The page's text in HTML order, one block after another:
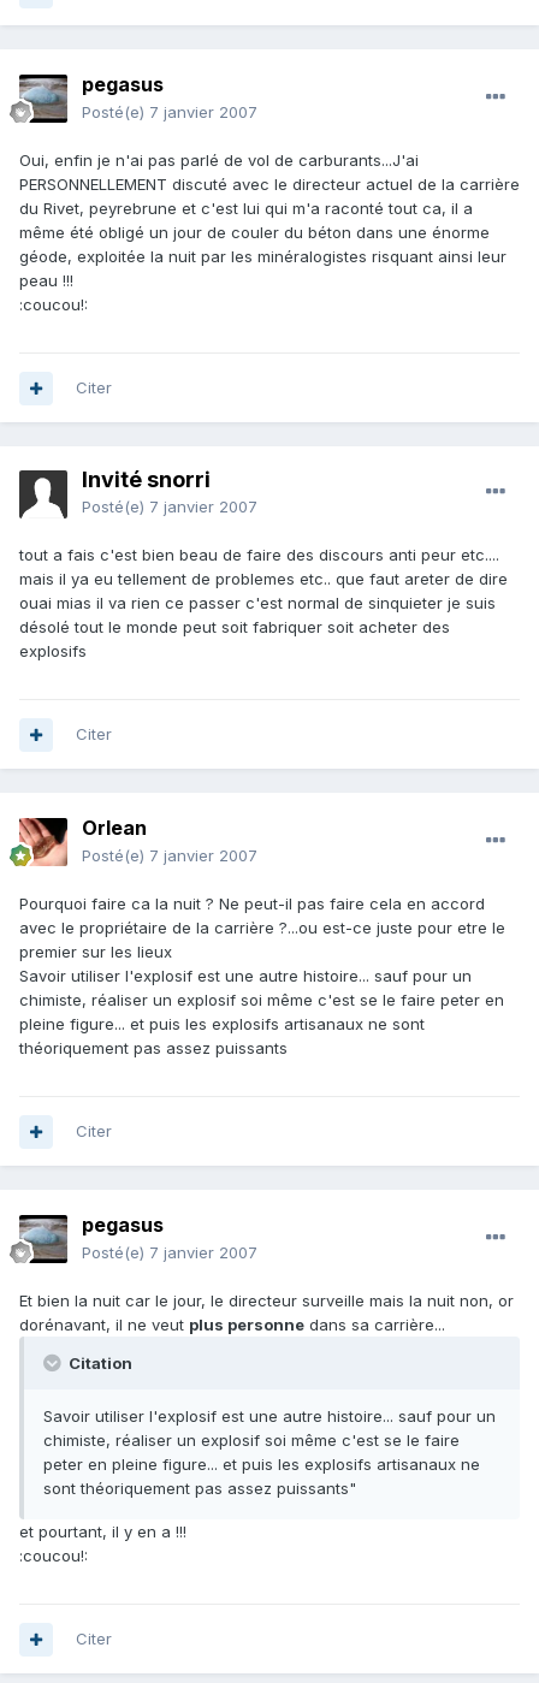
pegasus
Posté(e) 7 janvier 2007
Oui, enfin je n'ai pas parlé de vol de carburants...J'ai
PERSONNELLEMENT discuté avec le directeur actuel de la carrière
du Rivet, peyrebrune et c'est lui qui m'a raconté tout ca, il a
même été obligé un jour de couler du béton dans une énorme
géode, exploitée la nuit par les minéralogistes risquant ainsi leur
peau !!!
:coucou!:
Citer
Invité snorri
Posté(e) 7 janvier 2007
tout a fais c'est bien beau de faire des discours anti peur etc....
mais il ya eu tellement de problemes etc.. que faut areter de dire
ouai mias il va rien ce passer c'est normal de sinquieter je suis
désolé tout le monde peut soit fabriquer soit acheter des
explosifs
Citer
Orlean
Posté(e) 7 janvier 2007
Pourquoi faire ca la nuit ? Ne peut-il pas faire cela en accord
avec le propriétaire de la carrière ?...ou est-ce juste pour etre le
premier sur les lieux
Savoir utiliser l'explosif est une autre histoire... sauf pour un
chimiste, réaliser un explosif soi même c'est se le faire peter en
pleine figure... et puis les explosifs artisanaux ne sont
théoriquement pas assez puissants
Citer
pegasus
Posté(e) 7 janvier 2007
Et bien la nuit car le jour, le directeur surveille mais la nuit non, or
dorénavant, il ne veut plus personne dans sa carrière...
Citation
Savoir utiliser l'explosif est une autre histoire... sauf pour un
chimiste, réaliser un explosif soi même c'est se le faire
peter en pleine figure... et puis les explosifs artisanaux ne
sont théoriquement pas assez puissants"
et pourtant, il y en a !!!
:coucou!:
Citer